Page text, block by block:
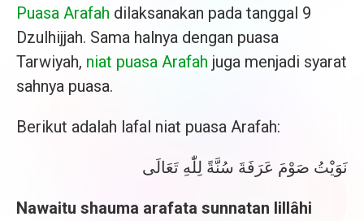
Puasa Arafah dilaksanakan pada tanggal 9
Dzulhijjah. Sama halnya dengan puasa
Tarwiyah, niat puasa Arafah juga menjadi syarat
sahnya puasa.
Berikut adalah lafal niat puasa Arafah:
نَوَيْتُ صَوْمَ عَرَفَةَ سُنَّةً لِلّٰهِ تَعَالَى
Nawaitu shauma arafata sunnatan lillâhi